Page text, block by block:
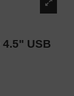
USB